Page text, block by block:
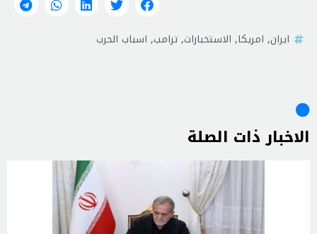
ايران, امريكا, الاستخبارات,ترامب, اسباب الحرب
الاخبار ذات الصلة